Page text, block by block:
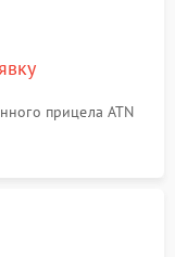
прицела ATN